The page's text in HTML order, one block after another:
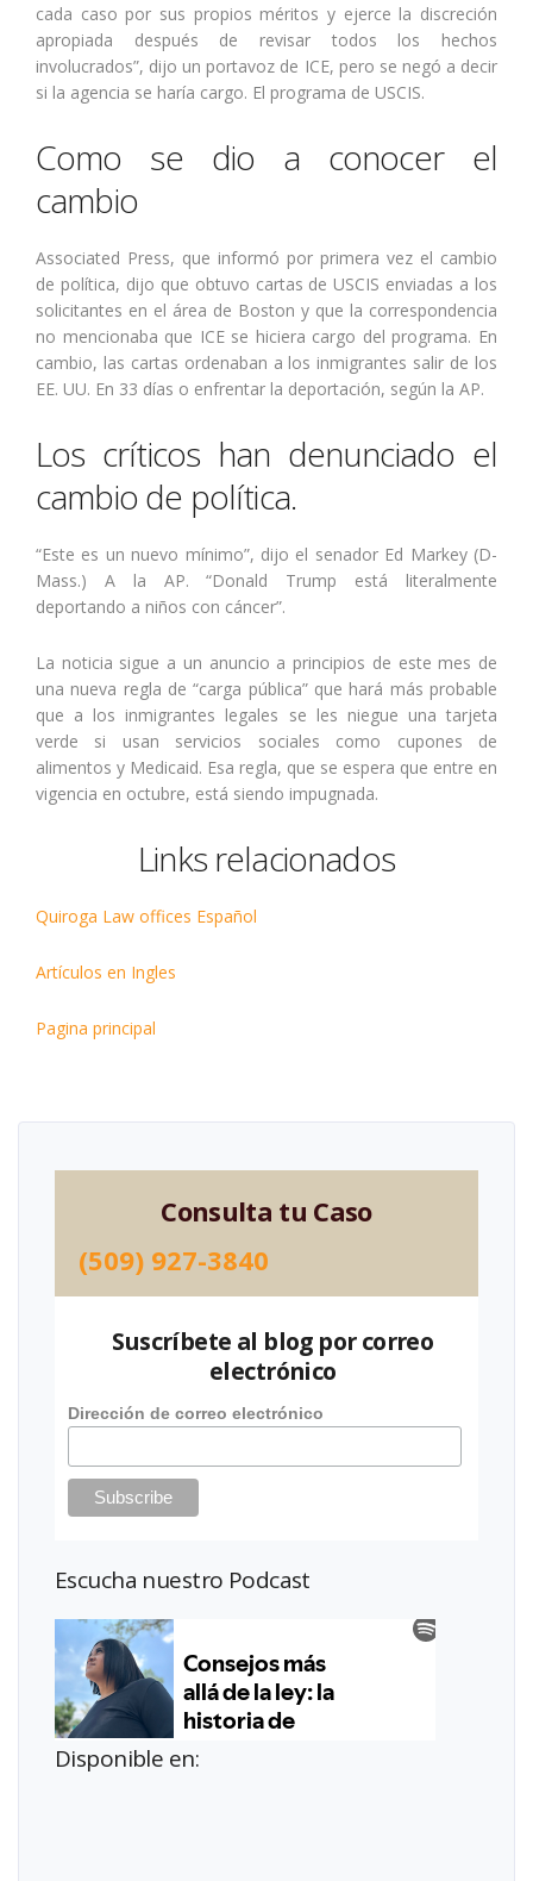
cada caso por sus propios méritos y ejerce la discreción
apropiada después de revisar todos los hechos
involucrados”, dijo un portavoz de ICE, pero se negó a decir
si la agencia se haría cargo. El programa de USCIS.
Como se dio a conocer el
cambio
Associated Press, que informó por primera vez el cambio
de política, dijo que obtuvo cartas de USCIS enviadas a los
solicitantes en el área de Boston y que la correspondencia
no mencionaba que ICE se hiciera cargo del programa. En
cambio, las cartas ordenaban a los inmigrantes salir de los
EE. UU. En 33 días o enfrentar la deportación, según la AP.
Los críticos han denunciado el
cambio de política.
“Este es un nuevo mínimo”, dijo el senador Ed Markey (D-
Mass.) A la AP. “Donald Trump está literalmente
deportando a niños con cáncer”.
La noticia sigue a un anuncio a principios de este mes de
una nueva regla de “carga pública” que hará más probable
que a los inmigrantes legales se les niegue una tarjeta
verde si usan servicios sociales como cupones de
alimentos y Medicaid. Esa regla, que se espera que entre en
vigencia en octubre, está siendo impugnada.
Links relacionados
Quiroga Law offices Español
Artículos en Ingles
Pagina principal
Consulta tu Caso
(509) 927-3840
Suscríbete al blog por correo
electrónico
Dirección de correo electrónico
Escucha nuestro Podcast
Disponible en: